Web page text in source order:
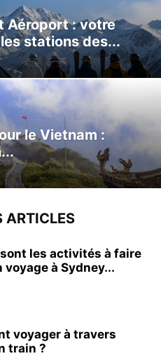
Aéroport : votre
stations des...
le Vietnam :
ARTICLES
les activités à faire
voyage à Sydney...
voyager à travers
train ?